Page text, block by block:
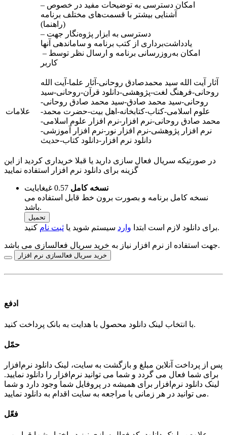
– امکان دسترسی به توضیحات مفید در خصوص
آشنایی بیشتر با قسمت‌های مختلف برنامه
(راهنما)
– دسترسی به ابزار پژوه‌نگار جهت
یادداشت‌برداری از کتب برنامه و ساماندهی آنها
– امکان به‌روزرسانی برنامه و ارسال نظر توسط
کاربر
علامات
آثار آیت الله سید محمدصادق روحانی-آثار علما-آیت الله
روحانی-فرهنگ لغت-پژوهشی-دانلود قرآن-روحانی-سید
روحانی-سید محمد صادق-سید محمد صادق روحانی-
علوم اسلامی-کتاب-کتابخانه-اهل بیت-حضرت محمد-
محمد صادق روحانی-نرم افزار-نرم افزار علوم اسلامی-
نرم افزار پژوهشی-نرم افزار نور-نرم افزار آموزشی-
دانلود نرم افزار-دانلود کتاب-حدیث
در صورتیکه سریال فعال سازی دارید یا قبلا خریداری کردید از این
گزینه برای دانلود نرم افزار استفاده نمایید
نسخه کامل 0.57 غيغابايت
نسخه کامل برنامه و بصورت برون خط قابل استفاده می
باشد.
تحميل
برای دانلود لازم است ابتدا وارد سیستم شوید یا ثبت نام کنید.
جهت استفاده از نرم افزار نیاز به خرید سریال فعالسازی می باشد.
خرید سریال فعالسازی نرم افزار
ادفع
با انتخاب لینک دانلود محصول با هدایت به بانک پرداخت کنید.
حمّل
پس از پرداخت آنلاین مبلغ و بازگشت به سایت، لینک دانلود نرم‌افزار
برای شما فعال می گردد و شما می توانید نرم‌افزار را دانلود نمایید.
لینک دانلود نرم‌افزار برای همیشه در پروفایل شما وجود دارد و شما
می توانید در هر زمانی با مراجعه به سایت اقدام به دانلود نمایید.
فعّل